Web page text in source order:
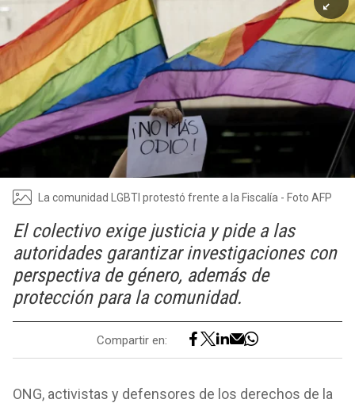
La comunidad LGBTI protestó frente a la Fiscalía - Foto AFP
El colectivo exige justicia y pide a las
autoridades garantizar investigaciones con
perspectiva de género, además de
protección para la comunidad.
Compartir en:
ONG, activistas y defensores de los derechos de la